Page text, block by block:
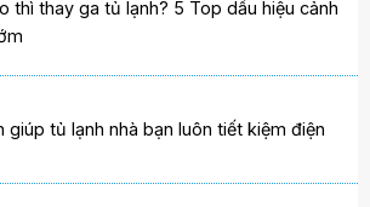
thì thay ga tủ lạnh? 5 Top dấu hiệu cảnh
giúp tủ lạnh nhà bạn luôn tiết kiệm điện